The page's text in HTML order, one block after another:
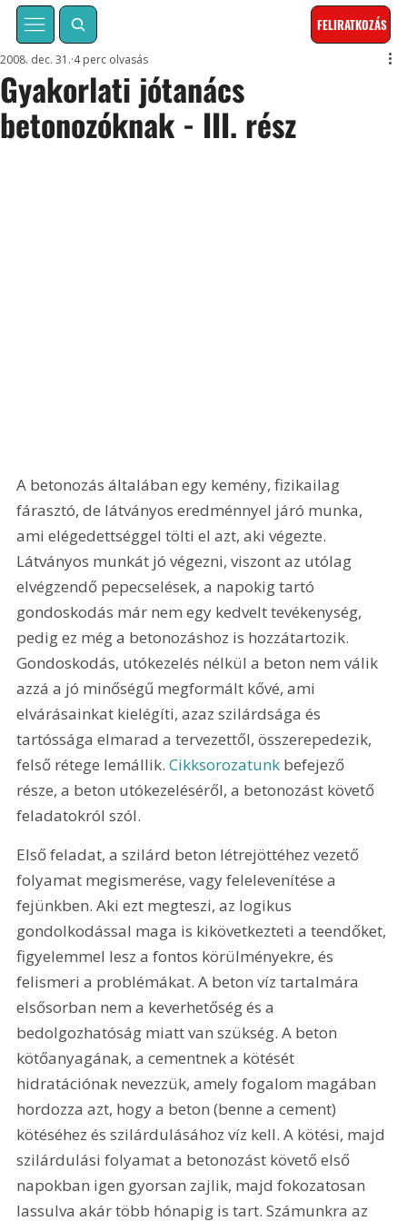
FELIRATKOZÁS
Gyakorlati jótanács
betonozóknak - III. rész
2008. dec. 31. 4 perc olvasás
A betonozás általában egy kemény, fizikailag
fárasztó, de látványos eredménnyel járó munka,
ami elégedettséggel tölti el azt, aki végezte.
Látványos munkát jó végezni, viszont az utólag
elvégzendő pepecselések, a napokig tartó
gondoskodás már nem egy kedvelt tevékenység,
pedig ez még a betonozáshoz is hozzátartozik.
Gondoskodás, utókezelés nélkül a beton nem válik
azzá a jó minőségű megformált kővé, ami
elvárásainkat kielégíti, azaz szilárdsága és
tartóssága elmarad a tervezettől, összerepedezik,
felső rétege lemállik. Cikksorozatunk befejező
része, a beton utókezeléséről, a betonozást követő
feladatokról szól.
Első feladat, a szilárd beton létrejöttéhez vezető
folyamat megismerése, vagy felelevenítése a
fejünkben. Aki ezt megteszi, az logikus
gondolkodással maga is kikövetkezteti a teendőket,
figyelemmel lesz a fontos körülményekre, és
felismeri a problémákat. A beton víz tartalmára
elsősorban nem a keverhetőség és a
bedolgozhatóság miatt van szükség. A beton
kötőanyagának, a cementnek a kötését
hidratációnak nevezzük, amely fogalom magában
hordozza azt, hogy a beton (benne a cement)
kötéséhez és szilárdulásához víz kell. A kötési, majd
szilárdulási folyamat a betonozást követő első
napokban igen gyorsan zajlik, majd fokozatosan
lassulva akár több hónapig is tart. Számunkra az